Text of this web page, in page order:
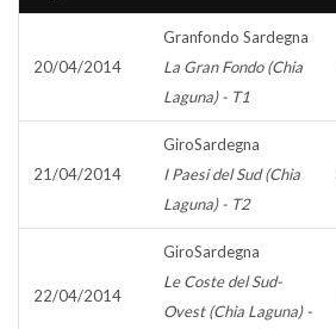
20/04/2014
Granfondo Sardegna
La Gran Fondo (Chia
Laguna) - T1
21/04/2014
GiroSardegna
I Paesi del Sud (Chia
Laguna) - T2
22/04/2014
GiroSardegna
Le Coste del Sud-
Ovest (Chia Laguna) -